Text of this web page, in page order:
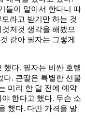
들이 알아서 한다니 따
라고 받기만 하는 것
저것 생각을 해봤으
같아 필자는 그렇게
했다. 필자는 비싼 호텔
다. 큰딸은 특별한 선물
미리 한 달 전에 예약
한다고 했다. 무슨 소
했다. 다만 가격을 말